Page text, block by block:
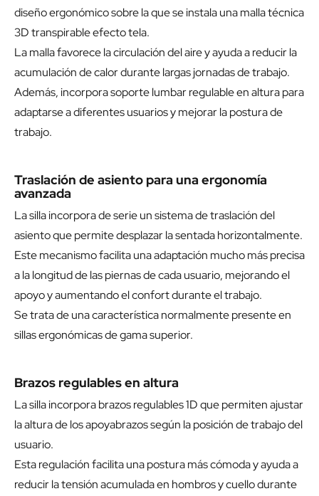
diseño ergonómico sobre la que se instala una malla técnica
3D transpirable efecto tela.
La malla favorece la circulación del aire y ayuda a reducir la
acumulación de calor durante largas jornadas de trabajo.
Además, incorpora soporte lumbar regulable en altura para
adaptarse a diferentes usuarios y mejorar la postura de
trabajo.
Traslación de asiento para una ergonomía
avanzada
La silla incorpora de serie un sistema de traslación del
asiento que permite desplazar la sentada horizontalmente.
Este mecanismo facilita una adaptación mucho más precisa
a la longitud de las piernas de cada usuario, mejorando el
apoyo y aumentando el confort durante el trabajo.
Se trata de una característica normalmente presente en
sillas ergonómicas de gama superior.
Brazos regulables en altura
La silla incorpora brazos regulables 1D que permiten ajustar
la altura de los apoyabrazos según la posición de trabajo del
usuario.
Esta regulación facilita una postura más cómoda y ayuda a
reducir la tensión acumulada en hombros y cuello durante